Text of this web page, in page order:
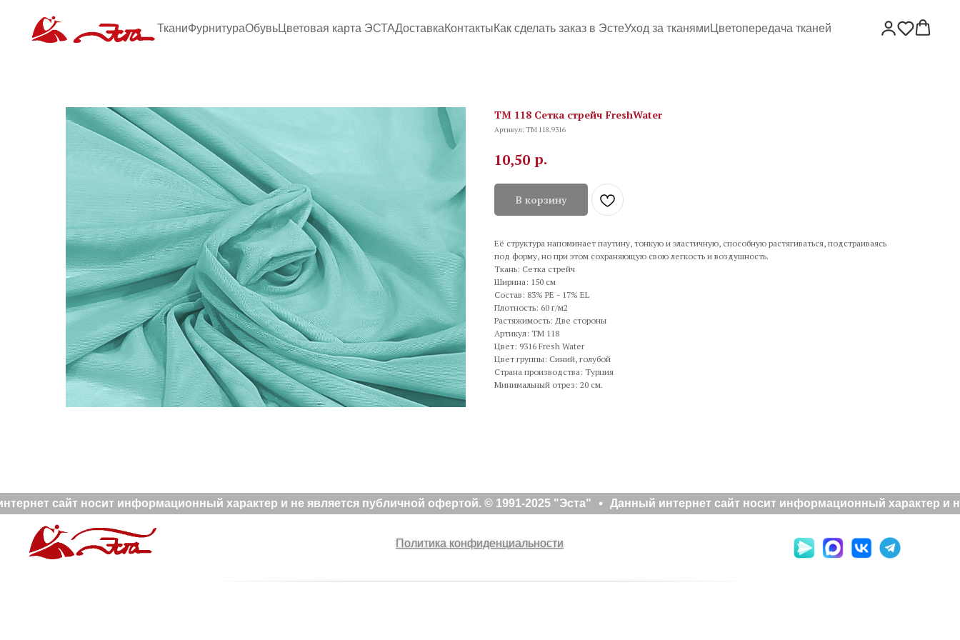
ТканиФурнитураОбувьЦветовая карта ЭСТАДоставкаКонтактыКак сделать заказ в ЭстеУход за тканями Цветопередача тканей
TM 118 Сетка стрейч FreshWater
Артикул:TM 118.9316
10,50 р.
В корзину
Её структура напоминает паутину, тонкую и эластичную, способную растягиваться, подстраиваясь
под форму, но при этом сохраняющую свою легкость и воздушность.
Ткань: Сетка стрейч
Ширина: 150 см
Состав: 83% PE - 17% EL
Плотность: 60 г/м2
Растяжимость: Две стороны
Артикул: TM 118
Цвет: 9316 Fresh Water
Цвет группы: Синий, голубой
Страна производства: Турция
Минимальный отрез: 20 см.
сайт носит информационный характер и не является публичной офертой. © 1991-2025 "Эста" Данный интернет сайт носит информационный характер и
Политика конфиденциальности